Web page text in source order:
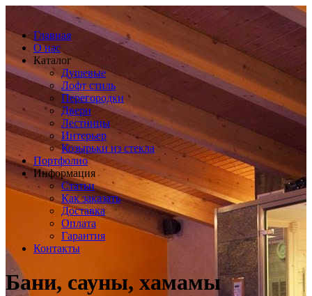
Главная
О нас
Каталог
Душевые
Лофт стиль
Перегородки
Двери
Лестницы
Интерьер
Козырьки из стекла
Портфолио
Информация
Статьи
Как заказать
Доставка
Оплата
Гарантия
Контакты
Бани, сауны, хамамы